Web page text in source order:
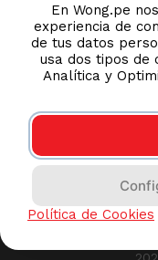
Esta tienda usa
En Wong.pe
experiencia de
de tus datos
usa dos tipos de
Analítica y
Política de Cookies